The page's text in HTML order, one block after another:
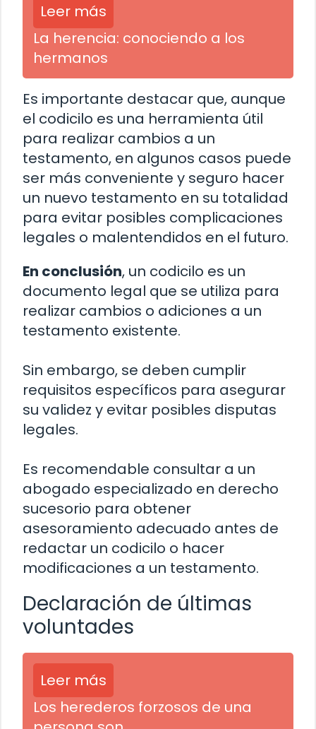
Leer más
La herencia: conociendo a los
hermanos
Es importante destacar que, aunque
el codicilo es una herramienta útil
para realizar cambios a un
testamento, en algunos casos puede
ser más conveniente y seguro hacer
un nuevo testamento en su totalidad
para evitar posibles complicaciones
legales o malentendidos en el futuro.
En conclusión, un codicilo es un
documento legal que se utiliza para
realizar cambios o adiciones a un
testamento existente.
Sin embargo, se deben cumplir
requisitos específicos para asegurar
su validez y evitar posibles disputas
legales.
Es recomendable consultar a un
abogado especializado en derecho
sucesorio para obtener
asesoramiento adecuado antes de
redactar un codicilo o hacer
modificaciones a un testamento.
Declaración de últimas
voluntades
Leer más
Los herederos forzosos de una